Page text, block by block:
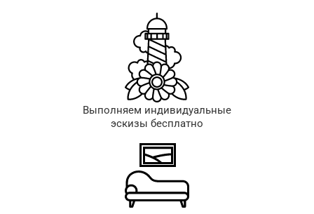
Выполняем индивидуальные
эскизы бесплатно